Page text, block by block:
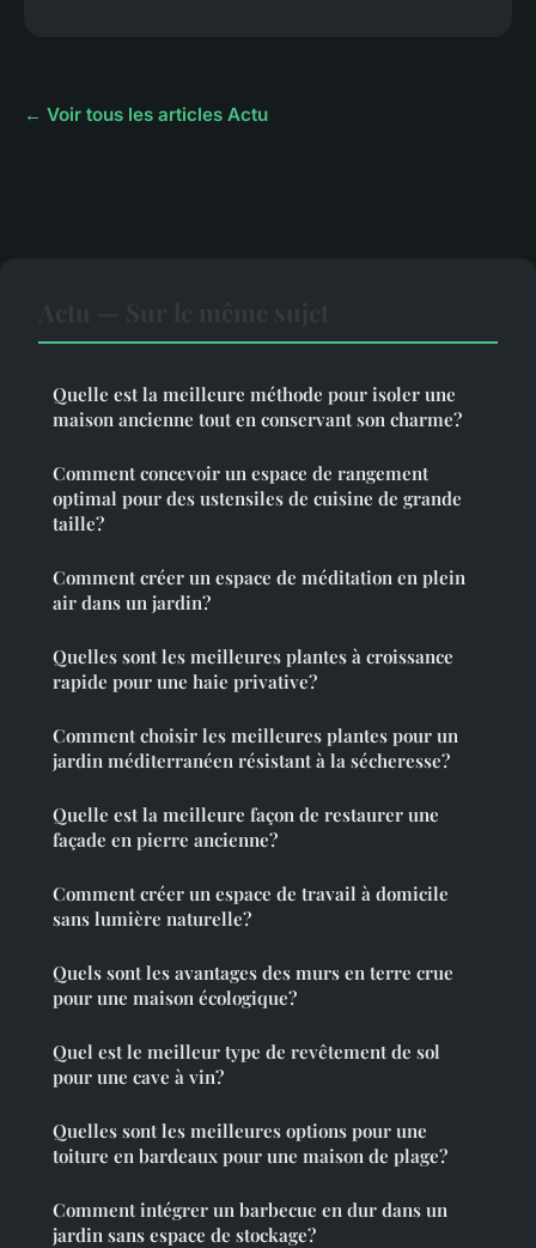
← Voir tous les articles Actu
Quelle est la meilleure méthode pour isoler une
maison ancienne tout en conservant son charme?
Comment concevoir un espace de rangement
optimal pour des ustensiles de cuisine de grande
taille?
Comment créer un espace de méditation en plein
air dans un jardin?
Quelles sont les meilleures plantes à croissance
rapide pour une haie privative?
Comment choisir les meilleures plantes pour un
jardin méditerranéen résistant à la sécheresse?
Quelle est la meilleure façon de restaurer une
façade en pierre ancienne?
Comment créer un espace de travail à domicile
sans lumière naturelle?
Quels sont les avantages des murs en terre crue
pour une maison écologique?
Quel est le meilleur type de revêtement de sol
pour une cave à vin?
Quelles sont les meilleures options pour une
toiture en bardeaux pour une maison de plage?
Comment intégrer un barbecue en dur dans un
jardin sans espace de stockage?